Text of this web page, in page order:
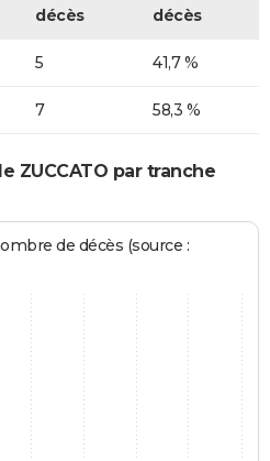
décès
décès
5 41,7 %
7 58,3 %
ZUCCATO par tranche
de décès (source :